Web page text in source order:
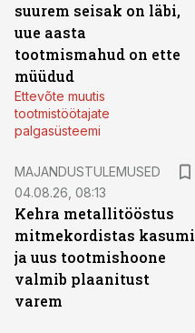
suurem seisak on läbi,
uue aasta
tootmismahud on ette
müüdud
Ettevõte muutis
tootmistöötajate
palgasüsteemi
MAJANDUSTULEMUSED
04.08.26, 08:13
Kehra metallitööstus
mitmekordistas kasumi
ja uus tootmishoone
valmib plaanitust
varem